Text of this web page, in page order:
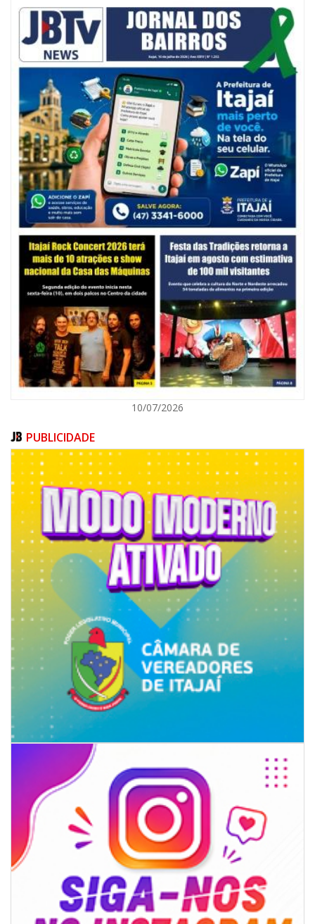
06/08/2026 | 10:14
Defesa Civil de SC monitora formação de ciclone-bomba no Sul do Brasil;
entenda como o fenômeno se forma e quais os impactos no estado
ITAJAÍ
06/08/2026 | 18:18
Programa de IST/Aids e Hepatites Virais faz testagem rápida em frente
ao CIS
10/07/2026
PUBLICIDADE